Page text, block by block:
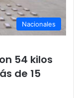
Nacionales
54 kilos
de 15